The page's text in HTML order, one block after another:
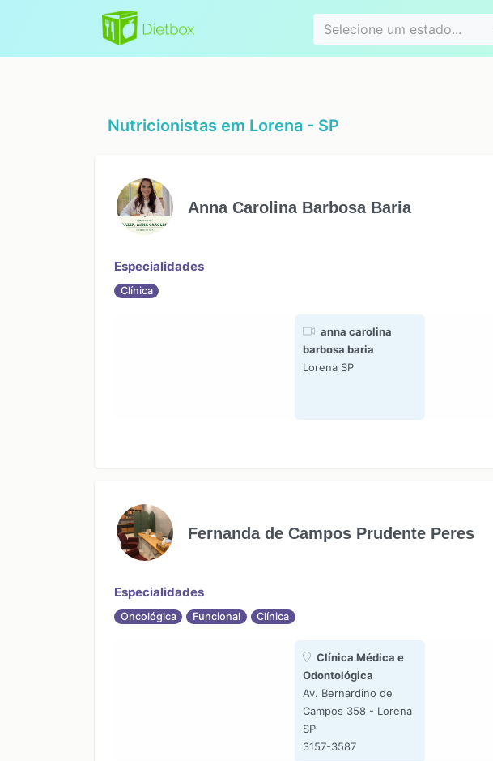
Selecione um estado...
Nutricionistas em Lorena - SP
Anna Carolina Barbosa Baria
Especialidades
Clínica
anna carolina
barbosa baria
Lorena SP
Fernanda de Campos Prudente Peres
Especialidades
Oncológica Funcional Clínica
Clínica Médica e
Odontológica
Av. Bernardino de
Campos 358 - Lorena
SP
3157-3587